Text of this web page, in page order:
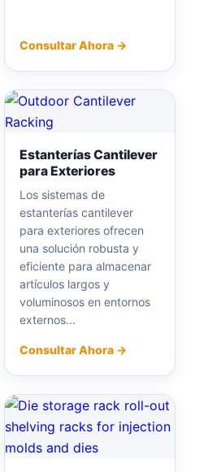
Consultar Ahora →
Estanterías Cantilever
para Exteriores
Los sistemas de
estanterías cantilever
para exteriores ofrecen
una solución robusta y
eficiente para almacenar
artículos largos y
voluminosos en entornos
externos...
Consultar Ahora →